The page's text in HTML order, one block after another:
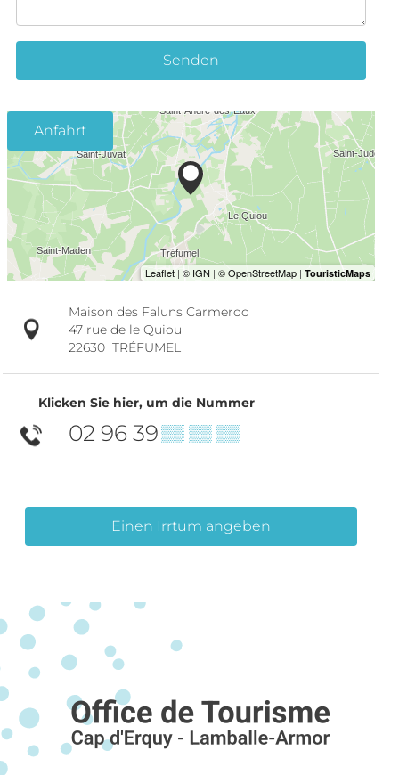
Senden
Anfahrt
Maison des Faluns Carmeroc
47 rue de le Quiou
22630 TRÉFUMEL
Klicken Sie hier, um die Nummer
02 96 39▒▒ ▒▒ ▒▒
Einen Irrtum angeben